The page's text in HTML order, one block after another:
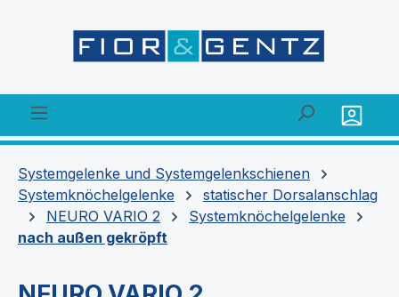
Systemgelenke und Systemgelenkschienen
Systemknöchelgelenke
statischer Dorsalanschlag
NEURO VARIO 2
Systemknöchelgelenke
nach außen gekröpft